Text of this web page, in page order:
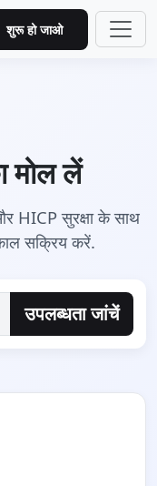
शुरू हो जाओ
मोल लें
HICP सुरक्षा के साथ
सक्रिय करें.
उपलब्धता जांचें